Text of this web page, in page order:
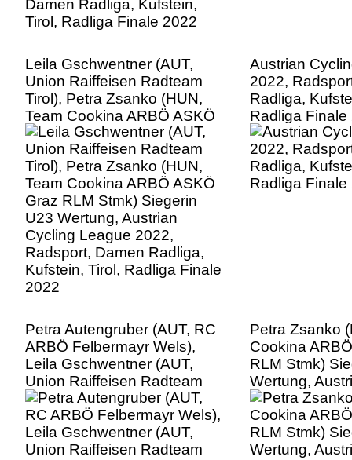
Leila Gschwentner (AUT,
Union Raiffeisen Radteam
Tirol), Petra Zsanko (HUN,
Team Cookina ARBÖ ASKÖ
Graz RLM Stmk) Siegerin
U23 Wertung, Austrian
Cycling League 2022,
Radsport, Damen Radliga,
Kufstein, Tirol, Radliga Finale
2022
Austrian
2022,
Radliga,
Radliga Finale
Petra Autengruber (AUT, RC
ARBÖ Felbermayr Wels),
Leila Gschwentner (AUT,
Union Raiffeisen Radteam
Tirol), Austrian Cycling
League 2022, Radsport,
Damen Radliga, Kufstein,
Tirol, Radliga Finale 2022
Petra Zsanko
Cookina
RLM Stmk)
Wertung,
League 2022,
Damen
Tirol, Radliga